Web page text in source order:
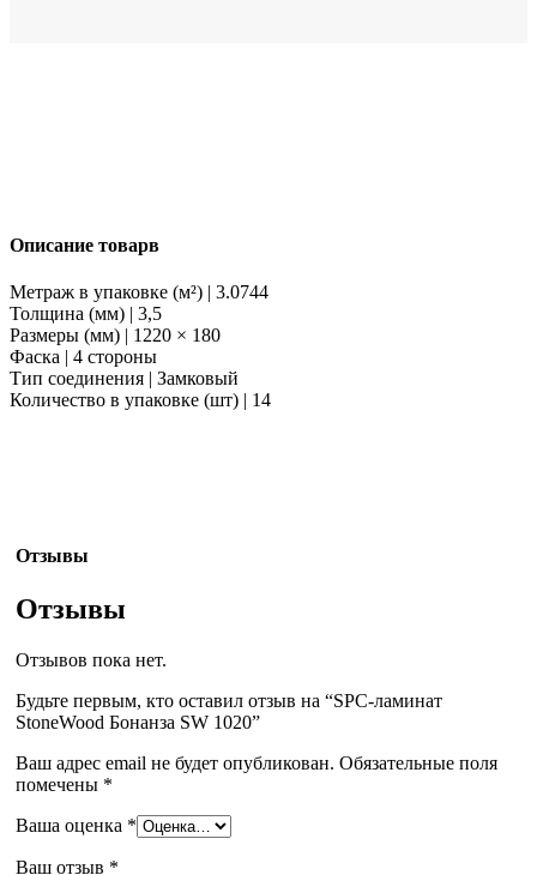
Описание товарв
Метраж в упаковке (м²) | 3.0744
Толщина (мм) | 3,5
Размеры (мм) | 1220 × 180
Фаска | 4 стороны
Тип соединения | Замковый
Количество в упаковке (шт) | 14
Отзывы
Отзывы
Отзывов пока нет.
Будьте первым, кто оставил отзыв на “SPC-ламинат
StoneWood Бонанза SW 1020”
Ваш адрес email не будет опубликован. Обязательные поля
помечены *
Ваша оценка *
Ваш отзыв *